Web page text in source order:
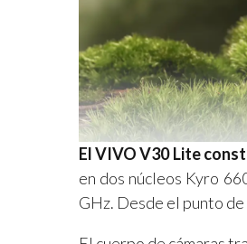
El VIVO V30 Lite
en dos núcleos Kyro
GHz. Desde el punto